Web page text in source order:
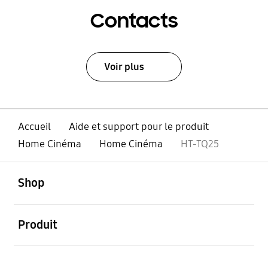
Contacts
Voir plus
Accueil
Aide et support pour le produit
Home Cinéma
Home Cinéma HT-TQ25
Shop
Produit